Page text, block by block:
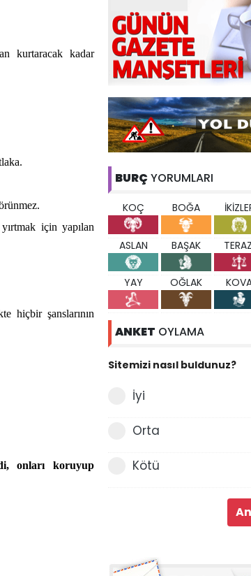
kurtaracak kadar
için yapılan
hiçbir şanslarının
onları koruyup
BURÇ YORUMLARI
KOÇ BOĞA
ASLAN BAŞAK
YAY OĞLAK
ANKET OYLAMA
Sitemizi nasıl buldunuz?
İyi
Orta
Kötü